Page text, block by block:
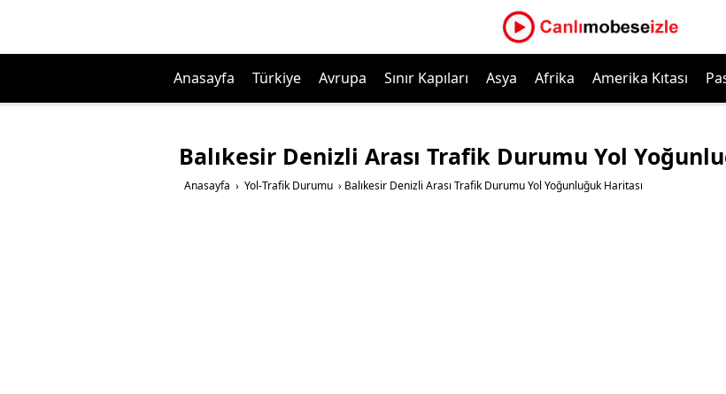
Anasayfa Türkiye Avrupa Sınır Kapıları Asya Afrika Amerika Kıtası
Balıkesir Denizli Arası Trafik Durumu Yol
Anasayfa › Yol-Trafik Durumu › Balıkesir Denizli Arası Trafik Durumu Yol Yoğunluğuk Haritası